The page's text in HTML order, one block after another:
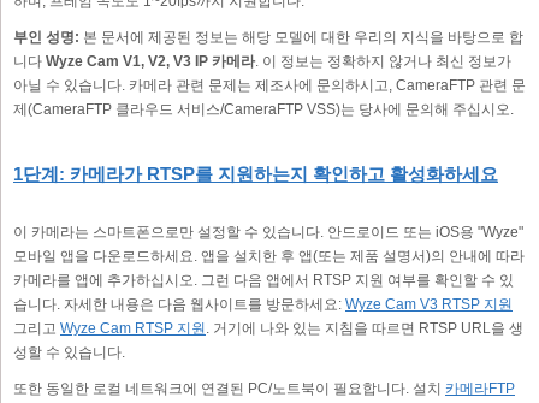
부인 성명: 본 문서에 제공된 정보는 해당 모델에 대한 우리의 지식을 바탕으로 합
니다 Wyze Cam V1, V2, V3 IP 카메라. 이 정보는 정확하지 않거나 최신 정보가
아닐 수 있습니다. 카메라 관련 문제는 제조사에 문의하시고, CameraFTP 관련 문
제(CameraFTP 클라우드 서비스/CameraFTP VSS)는 당사에 문의해 주십시오.
1단계: 카메라가 RTSP를 지원하는지 확인하고 활성화하세요
이 카메라는 스마트폰으로만 설정할 수 있습니다. 안드로이드 또는 iOS용 "Wyze"
모바일 앱을 다운로드하세요. 앱을 설치한 후 앱(또는 제품 설명서)의 안내에 따라
카메라를 앱에 추가하십시오. 그런 다음 앱에서 RTSP 지원 여부를 확인할 수 있
습니다. 자세한 내용은 다음 웹사이트를 방문하세요: Wyze Cam V3 RTSP 지원
그리고 Wyze Cam RTSP 지원 . 거기에 나와 있는 지침을 따르면 RTSP URL을 생
성할 수 있습니다.
또한 동일한 로컬 네트워크에 연결된 PC/노트북이 필요합니다. 설치 카메라FTP